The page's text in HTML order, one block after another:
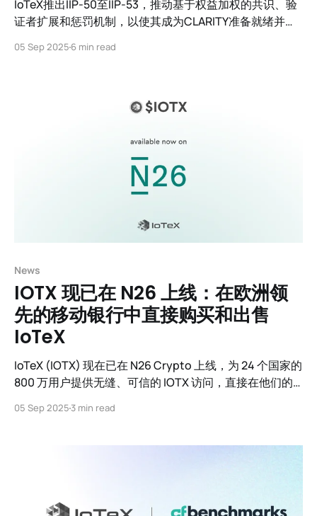
IoTeX推出IIP-50至IIP-53，推动基于权益加权的共识、验
证者扩展和惩罚机制，以使其成为CLARITY准备就绪并实
05 Sep 2025 6 min read
News
IOTX 现已在 N26 上线：在欧洲领
先的移动银行中直接购买和出售
IoTeX
IoTeX (IOTX) 现在已在 N26 Crypto 上线，为 24 个国家的
800 万用户提供无缝、可信的 IOTX 访问，直接在他们的
05 Sep 20253 min read